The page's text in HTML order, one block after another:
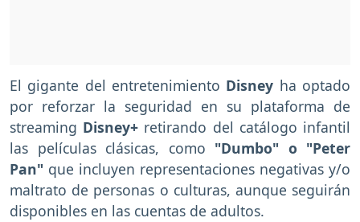
El gigante del entretenimiento Disney ha optado
por reforzar la seguridad en su plataforma de
streaming Disney+ retirando del catálogo infantil
las películas clásicas, como "Dumbo" o "Peter
Pan" que incluyen representaciones negativas y/o
maltrato de personas o culturas, aunque seguirán
disponibles en las cuentas de adultos.